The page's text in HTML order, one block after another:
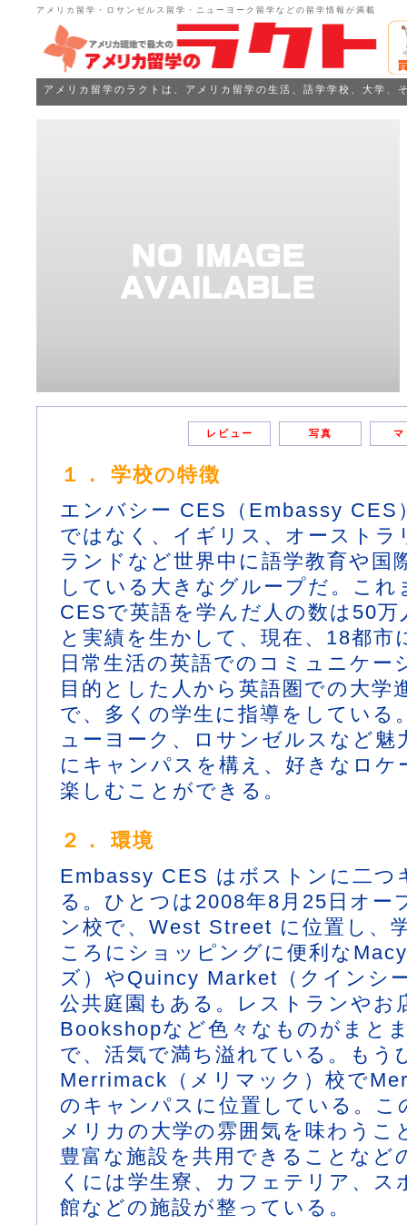
アメリカ留学・ロサンゼルス留学・ニューヨーク留学などの留学情報が満載
アメリカ留学のラクトは、アメリカ留学の生活、語学学校、大学
レビュー 写真 マ
１． 学校の特徴
エンバシー CES（Embassy CES
ではなく、イギリス、オーストラ
ランドなど世界中に語学教育や国
している大きなグループだ。こ
CESで英語を学んだ人の数は50万
と実績を生かして、現在、18都市
日常生活の英語でのコミュニケー
目的とした人から英語圏での大学
で、多くの学生に指導をしている
ューヨーク、ロサンゼルスなど魅
にキャンパスを構え、好きなロケ
楽しむことができる。
２． 環境
Embassy CES はボストンに二つ
る。ひとつは2008年8月25日オー
ン校で、West Street に位置し、
ころにショッピングに便利な
ズ）やQuincy Market（クインシ
公共庭園もある。レストランやお
Bookshopなど色々なものがまと
で、活気で満ち溢れている。もう
Merrimack（メリマック）校で
のキャンパスに位置している。
メリカの大学の雰囲気を味わうこ
豊富な施設を共用できることなど
くには学生寮、カフェテリア、ス
館などの施設が整っている。